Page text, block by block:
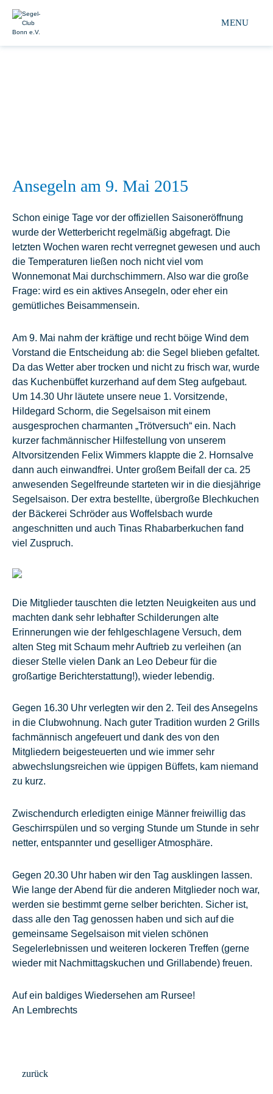
Segel-club Bonn
MENU
Ansegeln am 9. Mai 2015
Schon einige Tage vor der offiziellen Saisoneröffnung
wurde der Wetterbericht regelmäßig abgefragt. Die
letzten Wochen waren recht verregnet gewesen und auch
die Temperaturen ließen noch nicht viel vom
Wonnemonat Mai durchschimmern. Also war die große
Frage: wird es ein aktives Ansegeln, oder eher ein
gemütliches Beisammensein.
Am 9. Mai nahm der kräftige und recht böige Wind dem
Vorstand die Entscheidung ab: die Segel blieben gefaltet.
Da das Wetter aber trocken und nicht zu frisch war, wurde
das Kuchenbüffet kurzerhand auf dem Steg aufgebaut.
Um 14.30 Uhr läutete unsere neue 1. Vorsitzende,
Hildegard Schorm, die Segelsaison mit einem
ausgesprochen charmanten „Trötversuch“ ein. Nach
kurzer fachmännischer Hilfestellung von unserem
Altvorsitzenden Felix Wimmers klappte die 2. Hornsalve
dann auch einwandfrei. Unter großem Beifall der ca. 25
anwesenden Segelfreunde starteten wir in die diesjährige
Segelsaison. Der extra bestellte, übergroße Blechkuchen
der Bäckerei Schröder aus Woffelsbach wurde
angeschnitten und auch Tinas Rhabarberkuchen fand
viel Zuspruch.
Die Mitglieder tauschten die letzten Neuigkeiten aus und
machten dank sehr lebhafter Schilderungen alte
Erinnerungen wie der fehlgeschlagene Versuch, dem
alten Steg mit Schaum mehr Auftrieb zu verleihen (an
dieser Stelle vielen Dank an Leo Debeur für die
großartige Berichterstattung!), wieder lebendig.
Gegen 16.30 Uhr verlegten wir den 2. Teil des Ansegelns
in die Clubwohnung. Nach guter Tradition wurden 2 Grills
fachmännisch angefeuert und dank des von den
Mitgliedern beigesteuerten und wie immer sehr
abwechslungsreichen wie üppigen Büffets, kam niemand
zu kurz.
Zwischendurch erledigten einige Männer freiwillig das
Geschirrspülen und so verging Stunde um Stunde in sehr
netter, entspannter und geselliger Atmosphäre.
Gegen 20.30 Uhr haben wir den Tag ausklingen lassen.
Wie lange der Abend für die anderen Mitglieder noch war,
werden sie bestimmt gerne selber berichten. Sicher ist,
dass alle den Tag genossen haben und sich auf die
gemeinsame Segelsaison mit vielen schönen
Segelerlebnissen und weiteren lockeren Treffen (gerne
wieder mit Nachmittagskuchen und Grillabende) freuen.
Auf ein baldiges Wiedersehen am Rursee!
An Lembrechts
zurück